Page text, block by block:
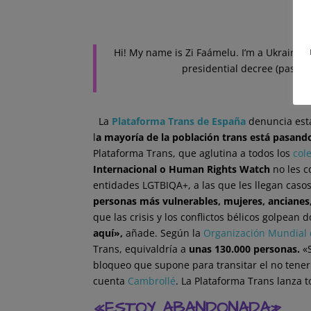
Hi! My name is Zi Faámelu. I’m a
presidential decree
La Plataforma Trans de España denuncia
la mayoría de la población trans está
Plataforma Trans, que aglutina a todos los
Internacional o Human Rights Watch no les
entidades LGTBIQA+, a las que les llegan
personas más vulnerables, mujeres,
que las crisis y los conflictos bélicos golpean
aquí»,añade. Según la Organización Mundial
Trans, equivaldría a unas 130.000 personas.
bloqueo que supone para transitar el no
cuenta Cambrollé. La Plataforma Trans lanza